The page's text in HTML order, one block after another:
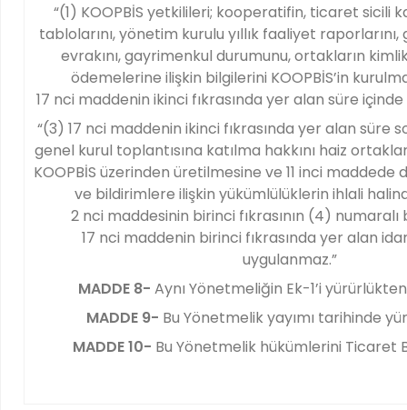
“(1) KOOPBİS yetkilileri; kooperatifin, ticaret sicili
tablolarını, yönetim kurulu yıllık faaliyet
evrakını, gayrimenkul durumunu, ortakların
ödemelerine ilişkin bilgilerini KOOPBİS’in
17 nci maddenin ikinci fıkrasında yer alan süre içinde
“(3) 17 nci maddenin ikinci fıkrasında yer alan süre
genel kurul toplantısına katılma hakkını haiz
KOOPBİS üzerinden üretilmesine ve 11 inci maddede
ve bildirimlere ilişkin yükümlülüklerin ihlali
2 nci maddesinin birinci fıkrasının (4) numaralı
17 nci maddenin birinci fıkrasında yer alan
uygulanmaz.”
MADDE 8- Aynı Yönetmeliğin Ek-1’i yürürlükten
MADDE 9- Bu Yönetmelik yayımı tarihinde
MADDE 10- Bu Yönetmelik hükümlerini Ticaret